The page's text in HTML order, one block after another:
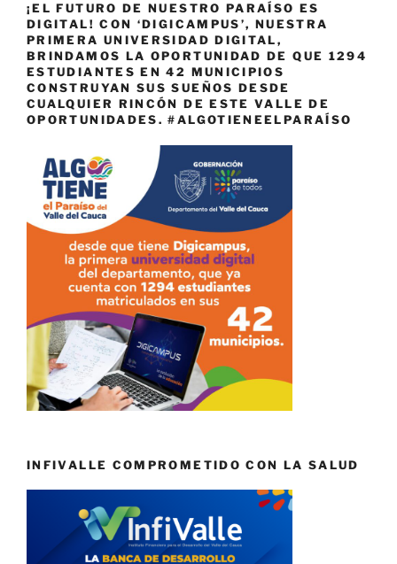
¡EL FUTURO DE NUESTRO PARAÍSO ES
DIGITAL! CON ‘DIGICAMPUS’, NUESTRA
PRIMERA UNIVERSIDAD DIGITAL,
BRINDAMOS LA OPORTUNIDAD DE QUE 1294
ESTUDIANTES EN 42 MUNICIPIOS
CONSTRUYAN SUS SUEÑOS DESDE
CUALQUIER RINCÓN DE ESTE VALLE DE
OPORTUNIDADES. #ALGOTIENEELPARAÍSO
INFIVALLE COMPROMETIDO CON LA SALUD